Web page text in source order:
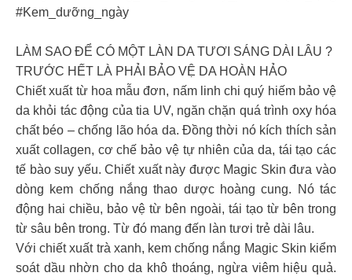
#Kem_dưỡng_ngày
LÀM SAO ĐỂ CÓ MỘT LÀN DA TƯƠI SÁNG DÀI LÂU ?
TRƯỚC HẾT LÀ PHẢI BẢO VỆ DA HOÀN HẢO
Chiết xuất từ hoa mẫu đơn, nấm linh chi quý hiếm bảo vệ
da khỏi tác động của tia UV, ngăn chặn quá trình oxy hóa
chất béo – chống lão hóa da. Đồng thời nó kích thích sản
xuất collagen, cơ chế bảo vệ tự nhiên của da, tái tạo các
tế bào suy yếu. Chiết xuất này được Magic Skin đưa vào
dòng kem chống nắng thao dược hoàng cung. Nó tác
động hai chiều, bảo vệ từ bên ngoài, tái tạo từ bên trong
từ sâu bên trong. Từ đó mang đến làn tươi trẻ dài lâu.
Với chiết xuất trà xanh, kem chống nắng Magic Skin kiểm
soát dầu nhờn cho da khô thoáng, ngừa viêm hiệu quả.